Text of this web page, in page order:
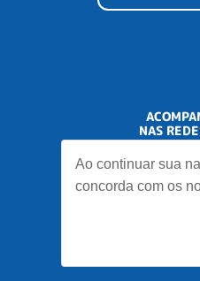
Ao continuar sua
concorda com os
NAS